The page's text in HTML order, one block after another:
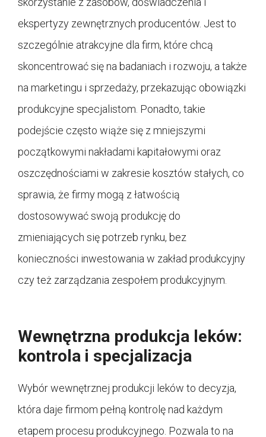
ekspertyzy zewnętrznych producentów. Jest to
szczególnie atrakcyjne dla firm, które chcą
skoncentrować się na badaniach i rozwoju, a także
na marketingu i sprzedaży, przekazując obowiązki
produkcyjne specjalistom. Ponadto, takie
podejście często wiąże się z mniejszymi
początkowymi nakładami kapitałowymi oraz
oszczędnościami w zakresie kosztów stałych, co
sprawia, że firmy mogą z łatwością
dostosowywać swoją produkcję do
zmieniających się potrzeb rynku, bez
konieczności inwestowania w zakład produkcyjny
czy też zarządzania zespołem produkcyjnym.
Wewnętrzna produkcja leków:
kontrola i specjalizacja
Wybór wewnętrznej produkcji leków to decyzja,
która daje firmom pełną kontrolę nad każdym
etapem procesu produkcyjnego. Pozwala to na